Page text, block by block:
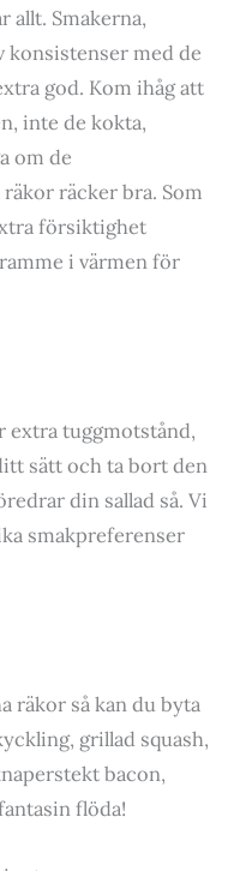
allt. Smakerna,
konsistenser med de
god. Kom ihåg att
inte de kokta,
om de
räkor räcker bra. Som
försiktighet
i värmen för
extra tuggmotstånd,
sätt och ta bort den
din sallad så. Vi
smakpreferenser
räkor så kan du byta
grillad squash,
bacon,
flöda!